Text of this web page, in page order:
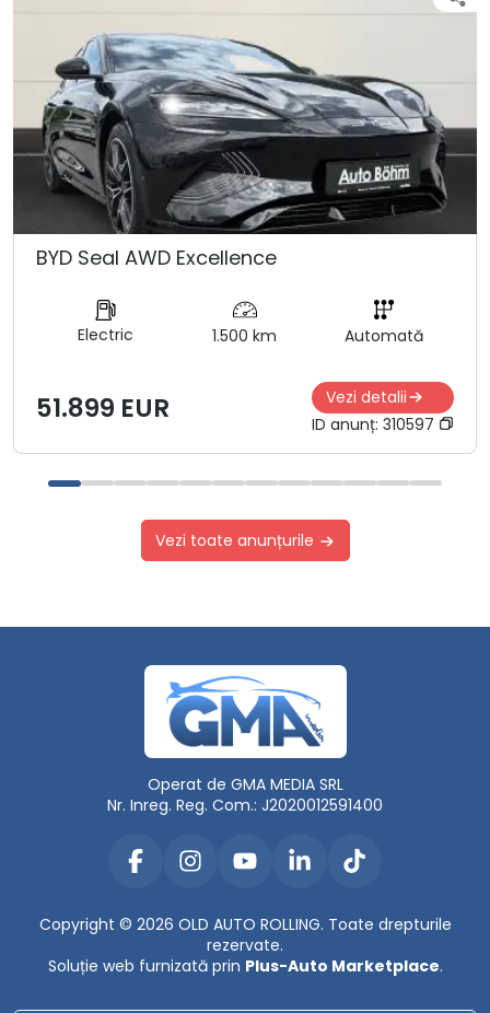
BYD Seal AWD Excellence
Electric 1.500 km Automată
51.899 EUR
Vezi detalii
ID anunț: 310597
Vezi toate anunțurile
Operat de GMA MEDIA SRL
Nr. Inreg. Reg. Com.: J2020012591400
Copyright © 2026 OLD AUTO ROLLING. Toate drepturile
rezervate.
Soluție web furnizată prin Plus-Auto Marketplace.